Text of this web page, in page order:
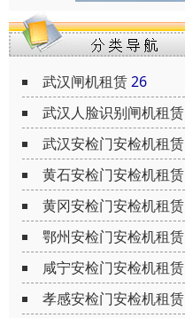
武汉闸机租赁26
武汉人脸识别闸机租赁
武汉安检门安检机租赁
黄石安检门安检机租赁
黄冈安检门安检机租赁
鄂州安检门安检机租赁
咸宁安检门安检机租赁
孝感安检门安检机租赁